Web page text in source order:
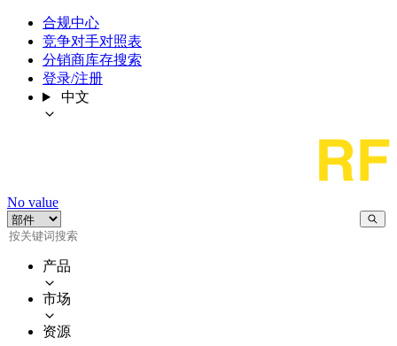
合规中心
竞争对手对照表
分销商库存搜索
登录/注册
中文
No value
产品
市场
资源